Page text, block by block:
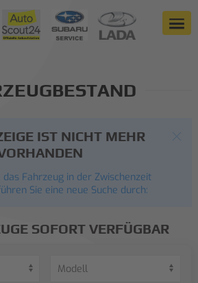
IST NICHT MEHR
Fahrzeug in der Zwischenzeit
Sie eine neue Suche durch:
SOFORT VERFÜGBAR